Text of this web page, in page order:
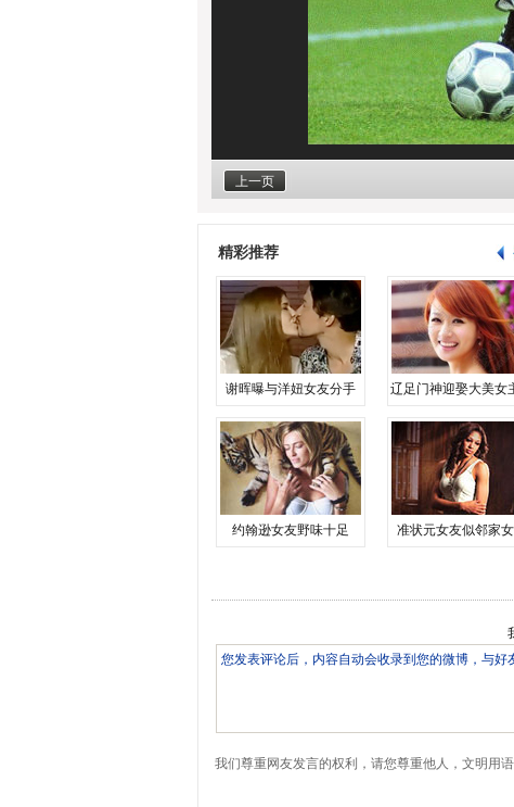
上一页
精彩推荐
谢晖曝与洋妞女友分手 辽足门神迎娶大美女
约翰逊女友野味十足 准状元女友似邻家
我们尊重网友发言的权利，请您尊重他人，文明用语